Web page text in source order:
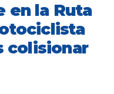
en la Ruta
colisionar